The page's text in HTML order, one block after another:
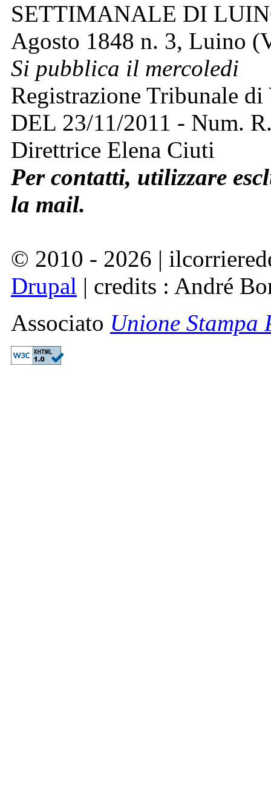
SETTIMANALE DI
Agosto 1848 n. 3, Luino
Si pubblica il mercoledi
Registrazione Tribunale di
DEL 23/11/2011 - Num.
Direttrice Elena Ciuti
Per contatti, utilizzare
la mail.
© 2010 - 2026 |
Drupal | credits : André
Associato Unione